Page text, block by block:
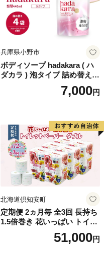
ぺーぱー トイレ クレシア ト
イレットペーパー [BDBH002
-1]
兵庫県小野市
ボディソープ hadakara ( ハ
ダカラ ) 泡タイプ 詰め替え 4
40ml×4袋 ボディーソープ 泡
ボディソープ 泡 日用品 消耗
泡石鹸 石鹸 兵庫 兵庫県 小野
7,000円
北海道倶知安町
定期便 2ヵ月毎 全3回 長持ち
1.5倍巻き 花いっぱい トイレ
ットペーパー ダブル 45ｍ 計
72ロール 全18種 花柄 プリン
51,000円